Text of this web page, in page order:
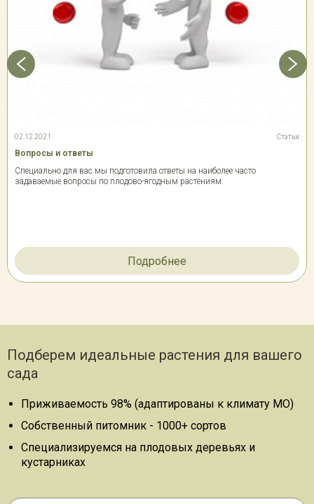
02.12.2021 Статьи
Вопросы и ответы
Специально для вас мы подготовила ответы на наиболее часто
задаваемые вопросы по плодово-ягодным растениям.
Подробнее
Подберем идеальные растения для вашего
сада
Приживаемость 98% (адаптированы к климату МО)
Собственный питомник - 1000+ сортов
Специализируемся на плодовых деревьях и
кустарниках